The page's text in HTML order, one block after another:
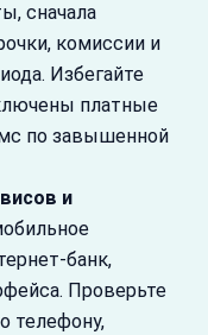
сначала
комиссии и
Избегайте
платные
по завышенной
и
банк,
Проверьте
телефону,